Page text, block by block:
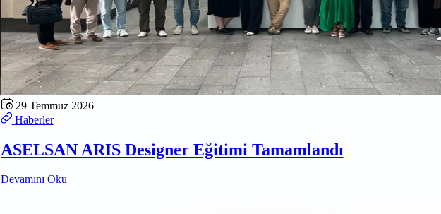
29 Temmuz 2026
Haberler
ASELSAN ARIS Designer Eğitimi Tamamlandı
Devamını Oku